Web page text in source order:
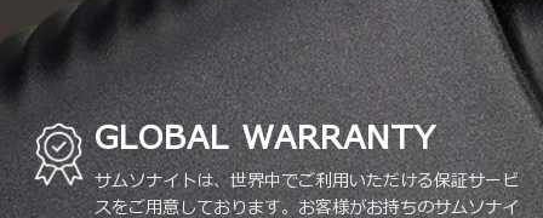
GLOBAL WARRANTY
サムソナイトは、世界中でご利用いただける保証サービ
スをご用意しております。お客様がお持ちのサムソナイ